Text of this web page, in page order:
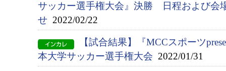
サッカー選手権大会』決勝 日程および会
せ 2022/02/22
【試合結果】『MCCスポーツ
本大学サッカー選手権大会 2022/01/31